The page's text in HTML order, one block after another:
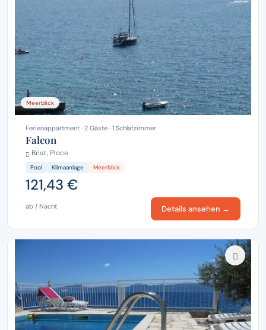
Meerblick
Ferienappartment · 2 Gäste · 1 Schlafzimmer
Falcon
Brist, Ploce
Pool Klimaanlage Meerblick
121,43 €
ab / Nacht Details ansehen →